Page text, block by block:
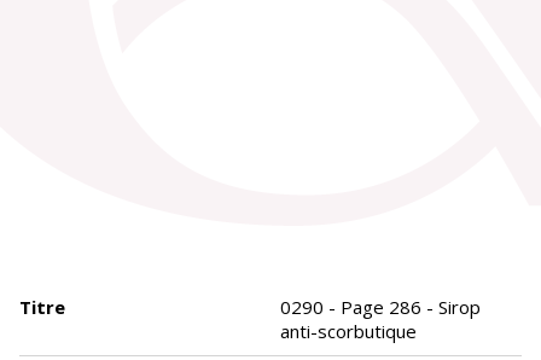
Titre
0290 - Page 286 - Sirop
anti-scorbutique